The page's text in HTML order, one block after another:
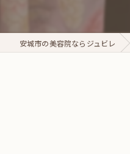
安城市の美容院ならジュビレ